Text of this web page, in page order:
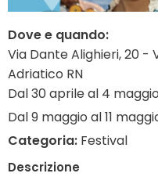
Dove e quando:
Via Dante Alighieri, 20 -
Adriatico RN
Dal 30 aprile al 4
Dal 9 maggio al 11
Categoria: Festival
Descrizione